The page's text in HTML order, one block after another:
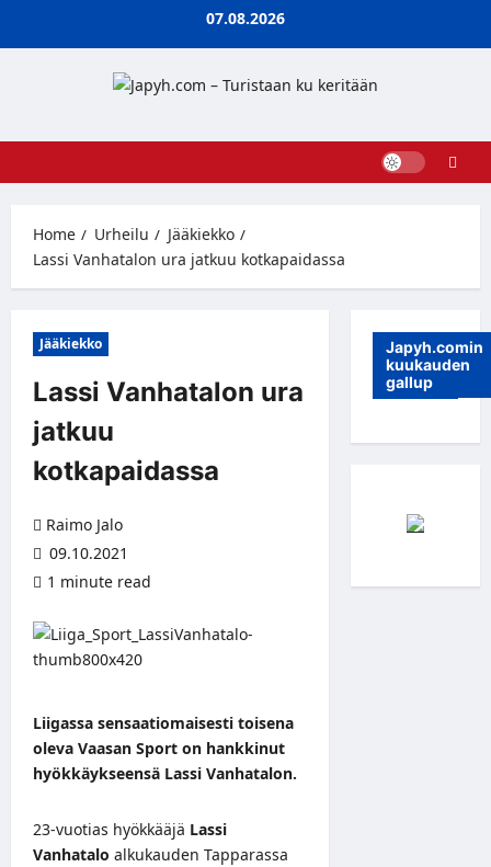
07.08.2026
Home Urheilu
Jääkiekko
Lassi Vanhatalon ura jatkuu kotkapaidassa
Jääkiekko
Lassi Vanhatalon ura
jatkuu
kotkapaidassa
Raimo Jalo
09.10.2021
1 minute read
Liigassa sensaatiomaisesti toisena
oleva Vaasan Sport on hankkinut
hyökkäykseensä Lassi Vanhatalon.
23-vuotias hyökkääjä Lassi
Vanhatalo alkukauden Tapparassa
Japyh.comin
kuukauden
gallup